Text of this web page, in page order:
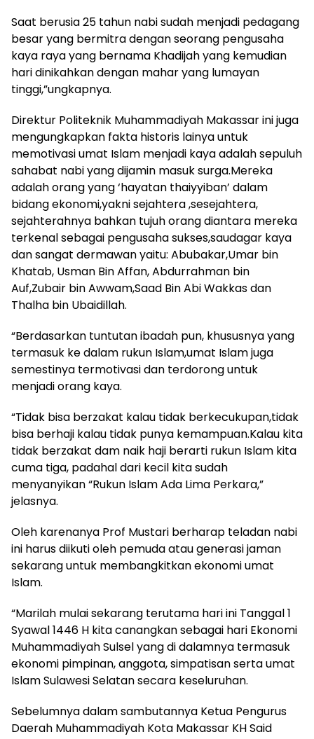
Saat berusia 25 tahun nabi sudah menjadi pedagang
besar yang bermitra dengan seorang pengusaha
kaya raya yang bernama Khadijah yang kemudian
hari dinikahkan dengan mahar yang lumayan
tinggi,”ungkapnya.
Direktur Politeknik Muhammadiyah Makassar ini juga
mengungkapkan fakta historis lainya untuk
memotivasi umat Islam menjadi kaya adalah sepuluh
sahabat nabi yang dijamin masuk surga.Mereka
adalah orang yang ‘hayatan thaiyyiban’ dalam
bidang ekonomi,yakni sejahtera ,sesejahtera,
sejahterahnya bahkan tujuh orang diantara mereka
terkenal sebagai pengusaha sukses,saudagar kaya
dan sangat dermawan yaitu: Abubakar,Umar bin
Khatab, Usman Bin Affan, Abdurrahman bin
Auf,Zubair bin Awwam,Saad Bin Abi Wakkas dan
Thalha bin Ubaidillah.
“Berdasarkan tuntutan ibadah pun, khususnya yang
termasuk ke dalam rukun Islam,umat Islam juga
semestinya termotivasi dan terdorong untuk
menjadi orang kaya.
“Tidak bisa berzakat kalau tidak berkecukupan,tidak
bisa berhaji kalau tidak punya kemampuan.Kalau kita
tidak berzakat dam naik haji berarti rukun Islam kita
cuma tiga, padahal dari kecil kita sudah
menyanyikan “Rukun Islam Ada Lima Perkara,”
jelasnya.
Oleh karenanya Prof Mustari berharap teladan nabi
ini harus diikuti oleh pemuda atau generasi jaman
sekarang untuk membangkitkan ekonomi umat
Islam.
“Marilah mulai sekarang terutama hari ini Tanggal 1
Syawal 1446 H kita canangkan sebagai hari Ekonomi
Muhammadiyah Sulsel yang di dalamnya termasuk
ekonomi pimpinan, anggota, simpatisan serta umat
Islam Sulawesi Selatan secara keseluruhan.
Sebelumnya dalam sambutannya Ketua Pengurus
Daerah Muhammadiyah Kota Makassar KH Said